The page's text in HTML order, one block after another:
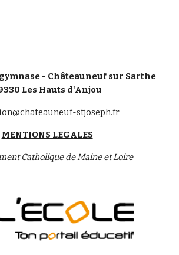
- Châteauneuf sur Sarthe
Les Hauts d'Anjou
stjoseph.fr
MENTIONS LEGALES
Catholique de Maine et Loire